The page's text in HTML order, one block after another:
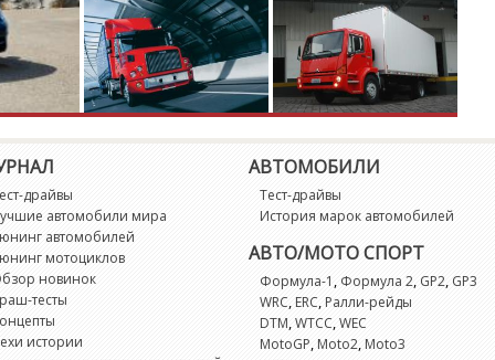
драйвы
автомобили мира
автомобилей
мотоциклов
новинок
тесты
истории
АВТОМОБИЛИ
Тест-драйвы
История марок автомобилей
АВТО/МОТО СПОРТ
Формула-1 , Формула 2, GP2, GP3
WRC,ERC,Ралли-рейды
DTM,WTCC,WEC
MotoGP,Moto2,Moto3